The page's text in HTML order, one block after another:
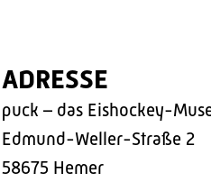
ADRESSE
puck – das Eishockey-
Edmund-Weller-Straße 2
58675 Hemer